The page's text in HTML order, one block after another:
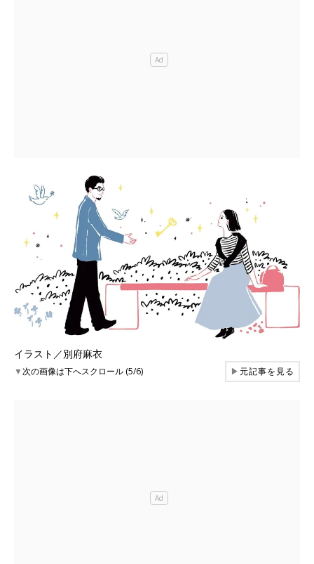
イラスト／別府麻衣
▼次の画像は下へスクロール (5/6) ▶元記事を見る